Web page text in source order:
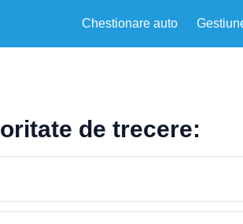
Chestionare auto
de trecere: